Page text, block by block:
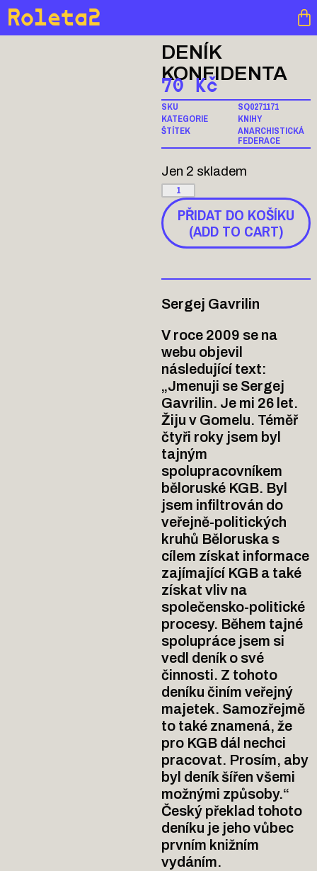
Roleta2
DENÍK
KONFIDENTA
70 Kč
SKU
SQ0271171
KATEGORIE
KNIHY
ŠTÍTEK
ANARCHISTICKÁ
FEDERACE
Jen 2 skladem
PŘIDAT DO KOŠÍKU
(ADD TO CART)
Sergej Gavrilin
V roce 2009 se na
webu objevil
následující text:
„Jmenuji se Sergej
Gavrilin. Je mi 26 let.
Žiju v Gomelu. Téměř
čtyři roky jsem byl
tajným
spolupracovníkem
běloruské KGB. Byl
jsem infiltrován do
veřejně-politických
kruhů Běloruska s
cílem získat informace
zajímající KGB a také
získat vliv na
společensko-politické
procesy. Během tajné
spolupráce jsem si
vedl deník o své
činnosti. Z tohoto
deníku činím veřejný
majetek. Samozřejmě
to také znamená, že
pro KGB dál nechci
pracovat. Prosím, aby
byl deník šířen všemi
možnými způsoby.“
Český překlad tohoto
deníku je jeho vůbec
prvním knižním
vydáním.